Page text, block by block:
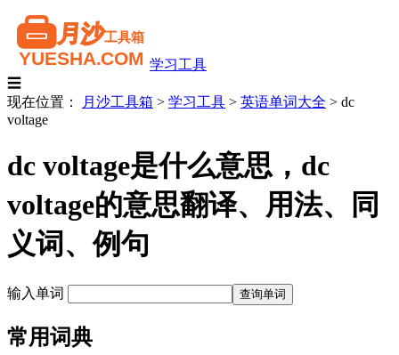
学习工具
☰
现在位置：
月沙工具箱 > 学习工具 > 英语单词大全 > dc
voltage
dc voltage是什么意思，dc
voltage的意思翻译、用法、同
义词、例句
输入单词
常用词典